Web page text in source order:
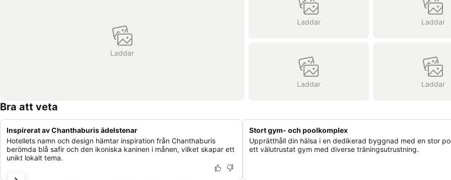
Laddar
Laddar Laddar
Laddar Laddar
Bra att veta
Inspirerat av Chanthaburis ädelstenar
Hotellets namn och design hämtar inspiration från Chanthaburis
berömda blå safir och den ikoniska kaninen i månen, vilket skapar ett
unikt lokalt tema.
Stort gym- och poolkomplex
Upprätthåll din hälsa i en dedikerad byggnad med en stor
ett välutrustat gym med diverse träningsutrustning.